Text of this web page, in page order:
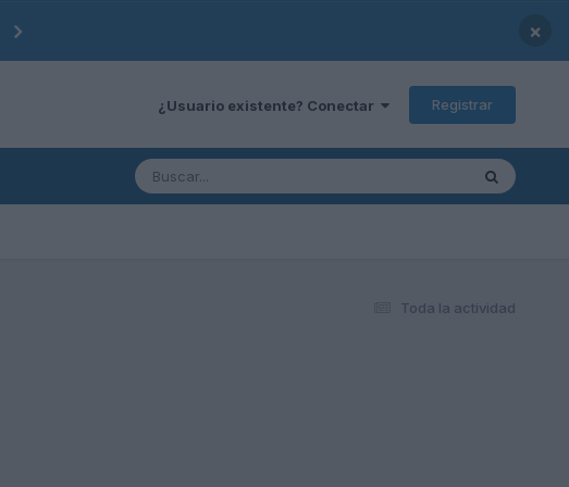
×
¿Usuario existente? Conectar Registrar
Toda la actividad